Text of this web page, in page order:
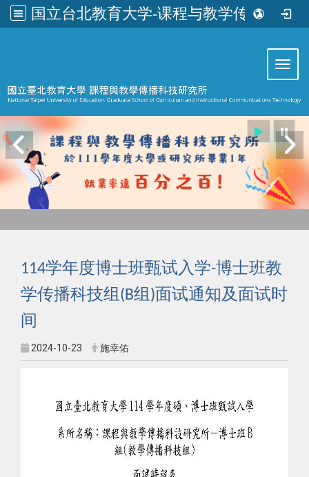
国立台北教育大学-课程与教学传播科技研究所
114学年度博士班甄试入学-博士班教
学传播科技组 (B组 )面试通知及面试时
间
2024-10-23 施幸佑